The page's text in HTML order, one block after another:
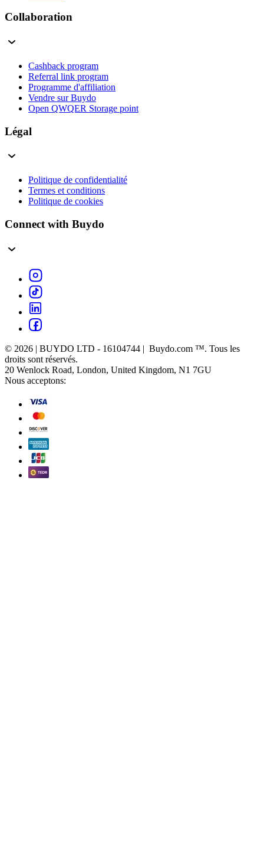
Collaboration
Cashback program
Referral link program
Programme d'affiliation
Vendre sur Buydo
Open QWQER Storage point
Légal
Politique de confidentialité
Termes et conditions
Politique de cookies
Connect with Buydo
© 2026 | BUYDO LTD - 16104744 | Buydo.com ™. Tous les
droits sont réservés.
20 Wenlock Road, London, United Kingdom, N1 7GU
Nous acceptons: